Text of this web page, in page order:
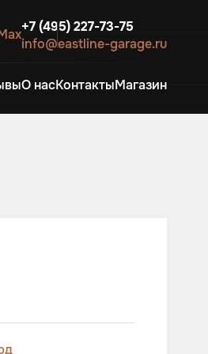
+7 (495) 227-73-75
info@eastline-garage.ru
О насКонтактыМагазин